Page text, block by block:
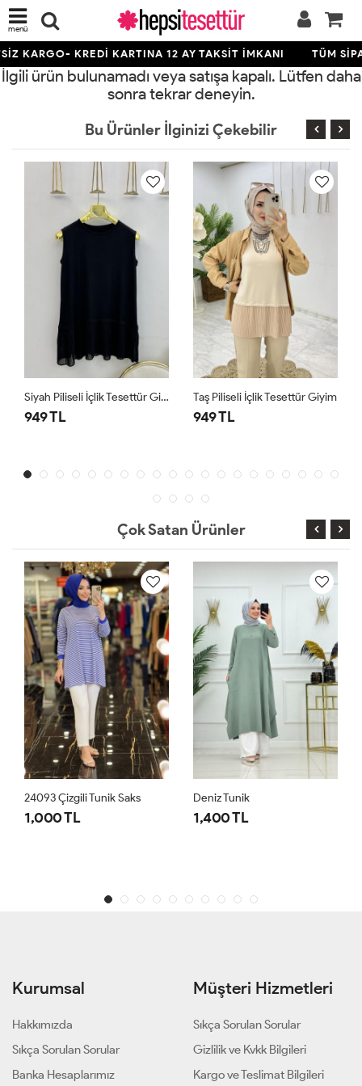
menü
KARGO- KREDİ KARTINA 12 AY TAKSİT İMKANI TÜM
İlgili ürün bulunamadı veya satışa kapalı. Lütfen daha
sonra tekrar deneyin.
Bu Ürünler İlginizi Çekebilir
Siyah Piliseli İçlik Tesettür Giyim
949 TL
Taş Piliseli İçlik Tesettür Giyim
949 TL
Çok Satan Ürünler
24093 Çizgili Tunik Saks
1,000 TL
Deniz Tunik
1,400 TL
Kurumsal
Hakkımızda
Sıkça Sorulan Sorular
Banka Hesaplarımız
Müşteri Hizmetleri
Sıkça Sorulan Sorular
Gizlilik ve Kvkk Bilgileri
Kargo ve Teslimat Bilgileri